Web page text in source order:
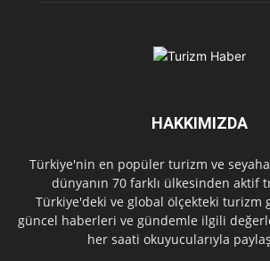
HAKKIMIZDA
Türkiye'nin en popüler turizm ve
dünyanın 70 farklı ülkesinden aktif
Türkiye'deki ve global ölçekteki turizm
güncel haberleri ve gündemle ilgili
her saati okuyucularıyla